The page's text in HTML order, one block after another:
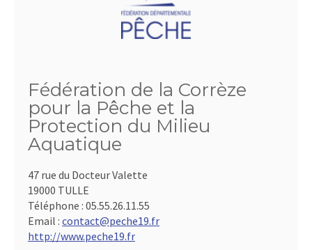
Fédération de la Corrèze
pour la Pêche et la
Protection du Milieu
Aquatique
47 rue du Docteur Valette
19000 TULLE
Téléphone : 05.55.26.11.55
Email : contact@peche19.fr
http://www.peche19.fr